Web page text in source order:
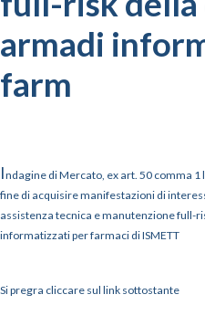
armadi
farm
Indagine di Mercato, ex art. 50 comma 1
fine di acquisire manifestazioni di
assistenza tecnica e manutenzione full-
informatizzati per farmaci di ISMETT
Si pregra cliccare sul link sottostante